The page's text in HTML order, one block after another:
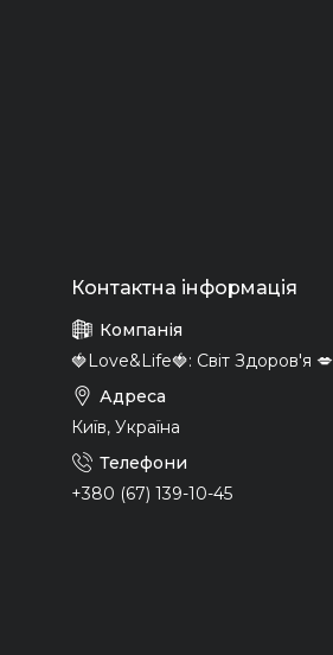
🍓Love&Life🍓: Світ Здоров'я 💋
Київ, Україна
+380 (67) 139-10-45